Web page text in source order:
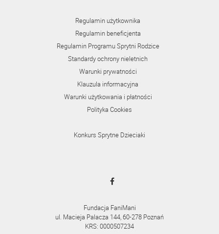
Regulamin użytkownika
Regulamin beneficjenta
Regulamin Programu Sprytni Rodzice
Standardy ochrony nieletnich
Warunki prywatności
Klauzula informacyjna
Warunki użytkowania i płatności
Polityka Cookies
Konkurs Sprytne Dzieciaki
Fundacja FaniMani
ul. Macieja Palacza 144, 60-278 Poznań
KRS: 0000507234